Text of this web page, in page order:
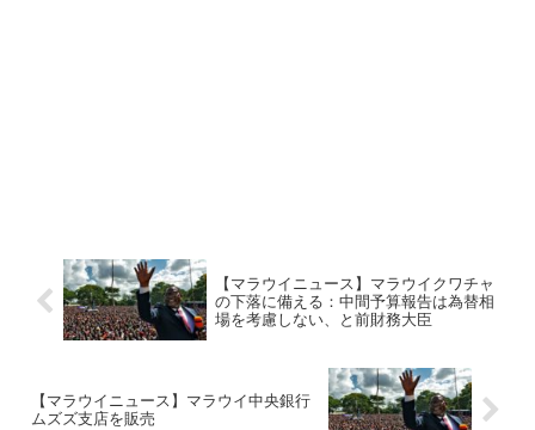
【マラウイニュース】マラウイクワチャ
の下落に備える：中間予算報告は為替相
場を考慮しない、と前財務大臣
【マラウイニュース】マラウイ中央銀行
ムズズ支店を販売